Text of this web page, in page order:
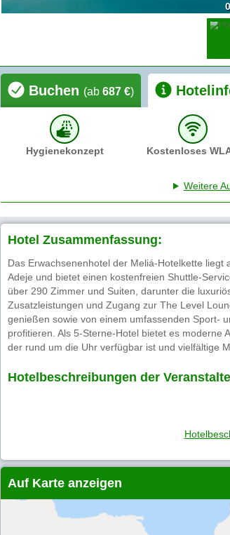
Buchen (ab 687 €)
Hygienekonzept Kostenloses
Weitere
Hotel Zusammenfassung:
Das Erwachsenenhotel der Meliá-Hotelkette
Adeje und bietet einen kostenfreien Shuttle-
über 290 Zimmer und Suiten, darunter die
Zusatzleistungen und Zugang zur The Level
genießen sowie von einem umfassenden Sport-
profitieren. Als 5-Sterne-Hotel bietet es moderne
der rund um die Uhr verfügbar ist und vielfältige
Hotelbeschreibungen der
Auf Karte anzeigen